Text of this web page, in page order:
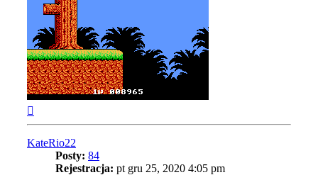
KateRio22
Posty: 84
Rejestracja: pt gru 25, 2020 4:05 pm